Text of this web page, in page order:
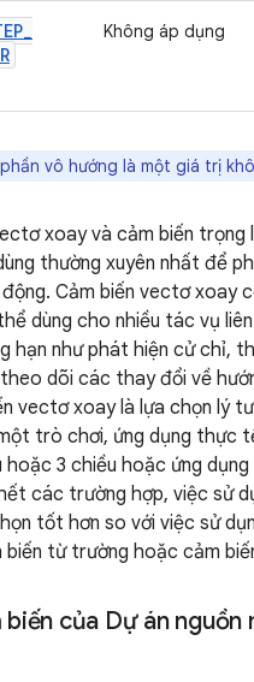
_
Không áp dụng
vô hướng là một giá trị
xoay và cảm biến trọng
thường xuyên nhất để
Cảm biến vectơ xoay
dùng cho nhiều tác vụ
hạn như phát hiện cử chỉ,
dõi các thay đổi về
vectơ xoay là lựa chọn lý
trò chơi, ứng dụng thực
hoặc 3 chiều hoặc ứng
các trường hợp, việc sử
tốt hơn so với việc sử
từ trường hoặc cảm
biến của Dự án